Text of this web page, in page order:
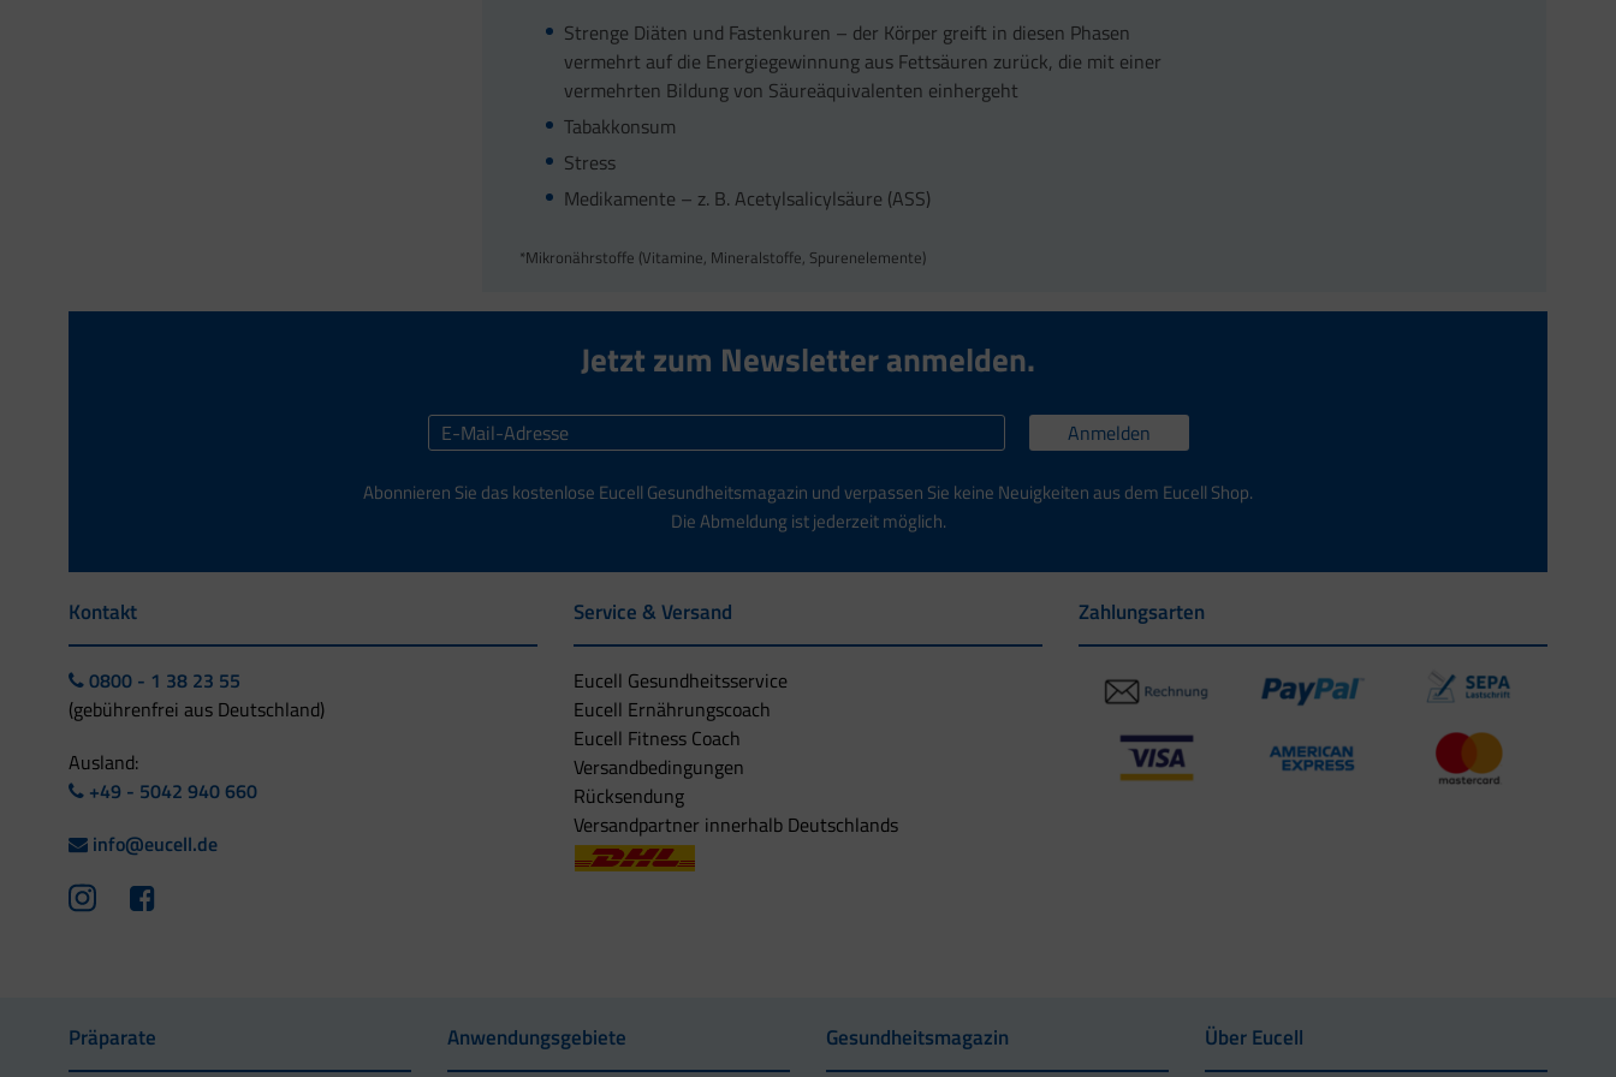
Strenge Diäten und Fastenkuren – der Körper greift in diesen Phasen
vermehrt auf die Energiegewinnung aus Fettsäuren zurück, die mit einer
vermehrten Bildung von Säureäquivalenten einhergeht
Tabakkonsum
Stress
Medikamente – z. B. Acetylsalicylsäure (ASS)
*Mikronährstoffe (Vitamine, Mineralstoffe, Spurenelemente)
Jetzt zum Newsletter anmelden.
Anmelden
Abonnieren Sie das kostenlose Eucell Gesundheitsmagazin und verpassen Sie keine Neuigkeiten aus dem Eucell Shop.
Die Abmeldung ist jederzeit möglich.
Kontakt
0800 - 1 38 23 55
(gebührenfrei aus Deutschland)
Ausland:
+49 - 5042 940 660
info@eucell.de
Service & Versand
Eucell Gesundheitsservice
Eucell Ernährungscoach
Eucell Fitness Coach
Versandbedingungen
Rücksendung
Versandpartner innerhalb Deutschlands
Zahlungsarten
Präparate Anwendungsgebiete Gesundheitsmagazin Über Eucell